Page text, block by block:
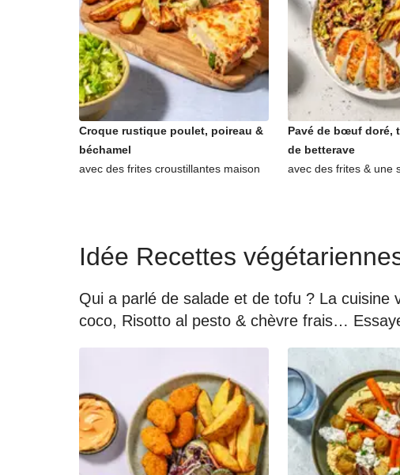
Croque rustique poulet, poireau &
béchamel
avec des frites croustillantes maison
Pavé de bœuf doré,
de betterave
avec des frites & une
Idée Recettes
Qui a parlé de salade et de tofu ? La cuisine
coco, Risotto al pesto & chèvre frais…